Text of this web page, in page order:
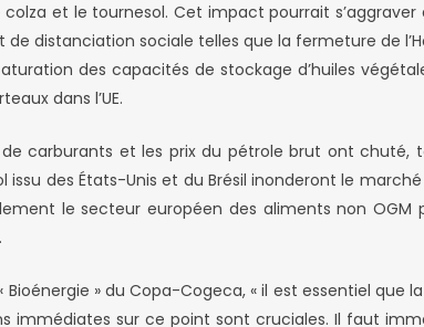
et le tournesol. Cet impact pourrait s’aggraver
distanciation sociale telles que la fermeture de
des capacités de stockage d’huiles
dans l’UE.
carburants et les prix du pétrole brut ont chuté,
issu des États-Unis et du Brésil inonderont le
le secteur européen des aliments non OGM
» du Copa-Cogeca, « il est essentiel
immédiates sur ce point sont cruciales. Il faut